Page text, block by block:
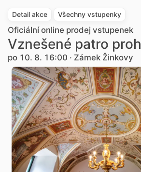
Detail akce Všechny vstupenky
Oficiální online prodej vstupenek
Vznešené patro
po 10. 8. 16:00 · Zámek Žinkovy